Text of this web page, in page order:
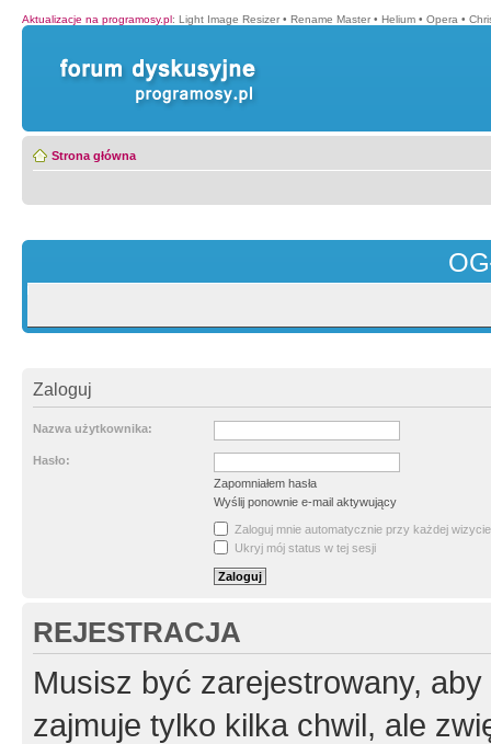
Aktualizacje na programosy.pl: Light Image Resizer • Rename Master • Helium • Opera •
Strona główna
Zaloguj
Nazwa użytkownika:
Hasło:
Zapomniałem hasła
Wyślij ponownie e-mail aktywujący
Zaloguj mnie automatycznie przy każdej wizycie
Ukryj mój status w tej sesji
REJESTRACJA
Musisz być zarejestrowany,
zajmuje tylko kilka chwil, ale